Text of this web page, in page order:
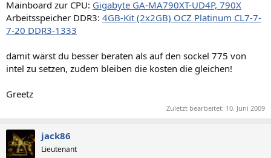
Mainboard zur CPU: Gigabyte GA-MA790XT-UD4P, 790X
Arbeitsspeicher DDR3: 4GB-Kit (2x2GB) OCZ Platinum CL7-7-
7-20 DDR3-1333
damit wärst du besser beraten als auf den sockel 775 von
intel zu setzen, zudem bleiben die kosten die gleichen!
Greetz
Zuletzt bearbeitet: 10. Juni 2009
jack86
Lieutenant